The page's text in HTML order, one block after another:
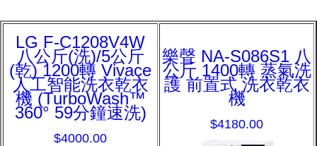
LG F-C1208V4W
八公斤(洗)/5公斤
(乾) 1200轉 Vivace
人工智能洗衣乾衣
機 (TurboWash™
360° 59分鐘速洗)
$4000.00
樂聲 NA-S086S1 八
公斤 1400轉 蒸氣洗
護 前置式 洗衣乾衣
機
$4180.00